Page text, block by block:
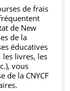
de frais
de New
de la
éducatives
livres, les
vous
de la CNYCF